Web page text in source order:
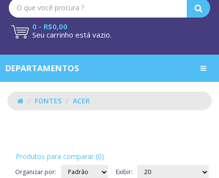
0 - R$0,00
Seu carrinho está vazio.
DEPARTAMENTOS
FONTES ACER
Produtos para comparar (0)
Organizar por: Exibir: